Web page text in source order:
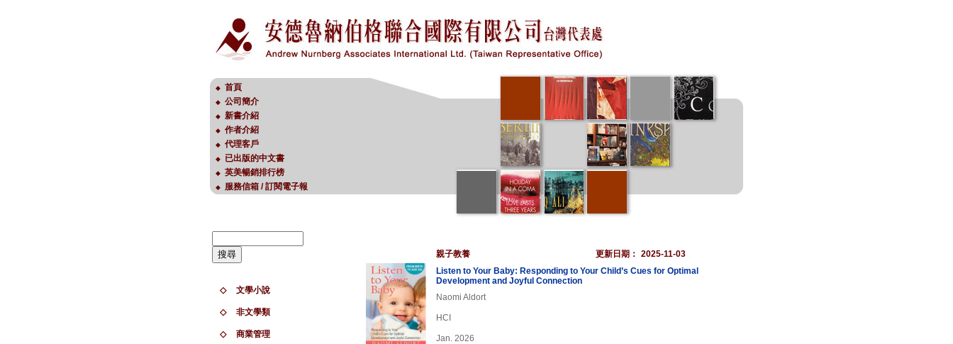
◆ 首頁
◆ 公司簡介
◆ 新書介紹
◆ 作者介紹
◆ 代理客戶
◆ 已出版的中文書
◆ 英美暢銷排行榜
◆ 服務信箱 / 訂閱電子報
◇ 文學小說
◇ 非文學類
◇ 商業管理
親子教養 更新日期： 2025-11-03
Listen to Your Baby: Responding to Your Child’s Cues for Optimal
Development and Joyful Connection
Naomi Aldort
HCI
Jan. 2026